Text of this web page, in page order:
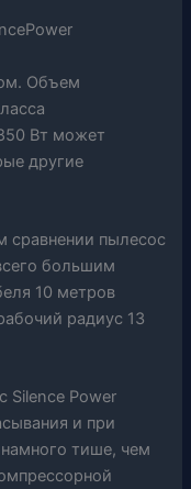
Объем
Вт может
другие
сравнении пылесос
большим
10 метров
радиус 13
Silence Power
и при
тише, чем